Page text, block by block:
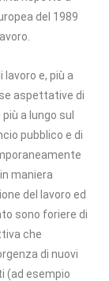
del 1989
e, più a
aspettative di
a lungo sul
pubblico e di
maniera
del lavoro ed
sono foriere di
che
di nuovi
(ad esempio